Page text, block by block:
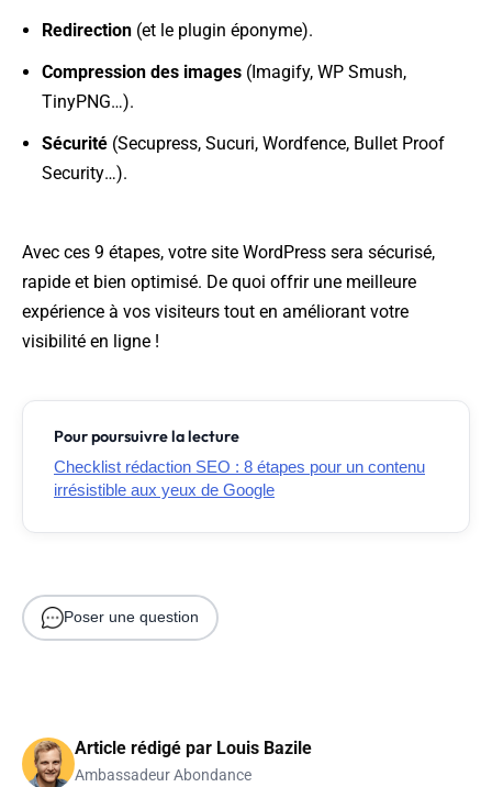
Redirection (et le plugin éponyme).
Compression des images (Imagify, WP Smush,
TinyPNG…).
Sécurité (Secupress, Sucuri, Wordfence, Bullet Proof
Security…).
Avec ces 9 étapes, votre site WordPress sera sécurisé,
rapide et bien optimisé. De quoi offrir une meilleure
expérience à vos visiteurs tout en améliorant votre
visibilité en ligne !
Pour poursuivre la lecture
Checklist rédaction SEO : 8 étapes pour un contenu
irrésistible aux yeux de Google
Poser une question
Article rédigé par Louis Bazile
Ambassadeur Abondance